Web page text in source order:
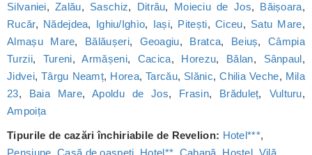
Silvaniei,Zalău, Saschiz, Ditrău, Moieciu de Jos, Băișoara,
Rucăr, Nădejdea, Ighiu/Ighìo, Iași, Pitești,Ciceu, Satu Mare,
Almașu Mare, Bălăușeri, Geoagiu, Bratca, Beiuș,Câmpia
Turzii, Tureni,Armășeni, Cacica, Horezu, Bălan, Sânpaul,
Jidvei,Târgu Neamț, Horea,Tarcău, Slănic,Chilia Veche, Mila
23, Baia Mare,Apoldu de Jos, Frasin, Brăduleț, Vulturu,
Ampoița
Tipurile de cazări închiriabile de Revelion: Hotel***,
Pensiune,Casă de oaspeți, Hotel**, Cabană, Hostel, Vilă,